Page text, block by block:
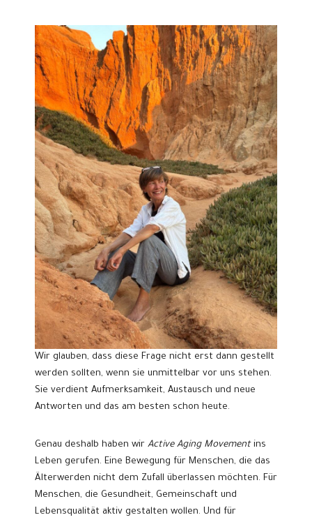
Wir glauben, dass diese Frage nicht erst dann gestellt
werden sollten, wenn sie unmittelbar vor uns stehen.
Sie verdient Aufmerksamkeit, Austausch und neue
Antworten und das am besten schon heute.
Genau deshalb haben wir Active Aging Movementins
Leben gerufen. Eine Bewegung für Menschen, die das
Älterwerden nicht dem Zufall überlassen möchten. Für
Menschen, die Gesundheit, Gemeinschaft und
Lebensqualität aktiv gestalten wollen. Und für